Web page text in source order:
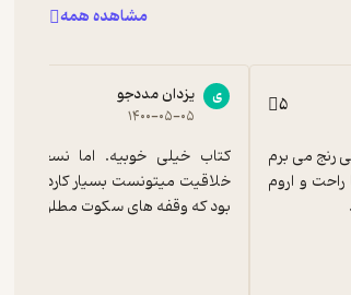
مشاهده همه
5 ی یزدان مددجو
۱۴۰۰-۰۵-۰۵
بود که وقفه های سکوت مطلق یا